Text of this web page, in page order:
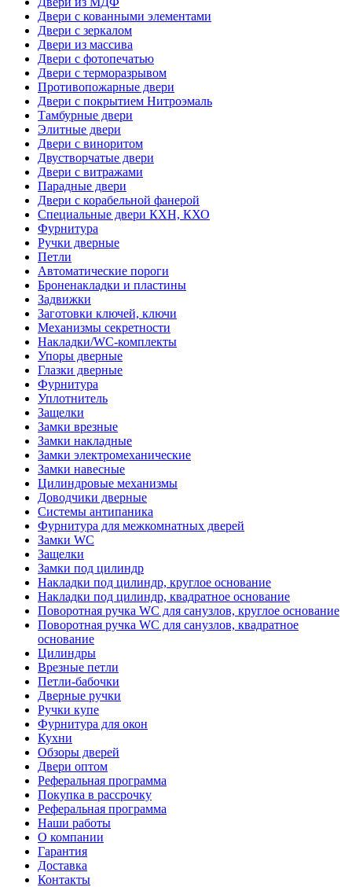
Двери с кованными элементами
Двери с зеркалом
Двери из массива
Двери с фотопечатью
Двери с терморазрывом
Противопожарные двери
Двери с покрытием Нитроэмаль
Тамбурные двери
Элитные двери
Двери с виноритом
Двустворчатые двери
Двери с витражами
Парадные двери
Двери с корабельной фанерой
Специальные двери КХН, КХО
Фурнитура
Ручки дверные
Петли
Автоматические пороги
Броненакладки и пластины
Задвижки
Заготовки ключей, ключи
Механизмы секретности
Накладки/WC-комплекты
Упоры дверные
Глазки дверные
Фурнитура
Уплотнитель
Защелки
Замки врезные
Замки накладные
Замки электромеханические
Замки навесные
Цилиндровые механизмы
Доводчики дверные
Системы антипаника
Фурнитура для межкомнатных дверей
Замки WC
Защелки
Замки под цилиндр
Накладки под цилиндр, круглое основание
Накладки под цилиндр, квадратное основание
Поворотная ручка WC для санузлов, круглое основание
Поворотная ручка WC для санузлов, квадратное
основание
Цилиндры
Врезные петли
Петли-бабочки
Дверные ручки
Ручки купе
Фурнитура для окон
Кухни
Обзоры дверей
Двери оптом
Реферальная программа
Покупка в рассрочку
Реферальная программа
Наши работы
О компании
Гарантия
Доставка
Контакты